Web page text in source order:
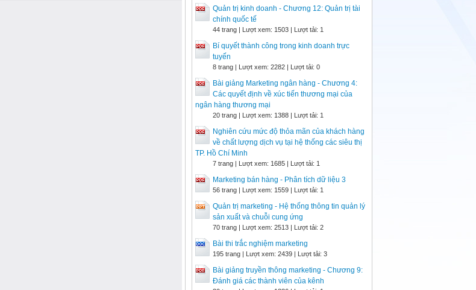
Quản trị kinh doanh - Chương 12: Quản trị tài
chính quốc tế
44 trang | Lượt xem: 1503 | Lượt tải: 1
Bí quyết thành công trong kinh doanh trực
tuyến
8 trang | Lượt xem: 2282 | Lượt tải: 0
Bài giảng Marketing ngân hàng - Chương 4:
Các quyết định về xúc tiến thương mại của
ngân hàng thương mại
20 trang | Lượt xem: 1388 | Lượt tải: 1
Nghiên cứu mức độ thỏa mãn của khách hàng
về chất lượng dịch vụ tại hệ thống các siêu thị
TP. Hồ Chí Minh
7 trang | Lượt xem: 1685 | Lượt tải: 1
Marketing bán hàng - Phân tích dữ liệu 3
56 trang | Lượt xem: 1559 | Lượt tải: 1
Quản trị marketing - Hệ thống thông tin quản lý
sản xuất và chuỗi cung ứng
70 trang | Lượt xem: 2513 | Lượt tải: 2
Bài thi trắc nghiệm marketing
195 trang | Lượt xem: 2439 | Lượt tải: 3
Bài giảng truyền thông marketing - Chương 9:
Đánh giá các thành viên của kênh